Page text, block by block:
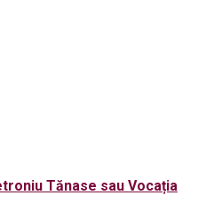
Tănase sau Vocația